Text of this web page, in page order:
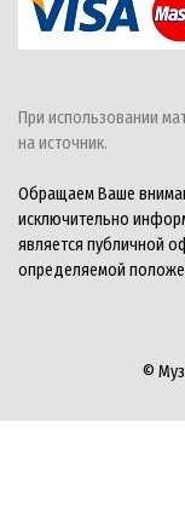
При использовании
на источник.
Обращаем Ваше
исключительно
является публичной
определяемой
©